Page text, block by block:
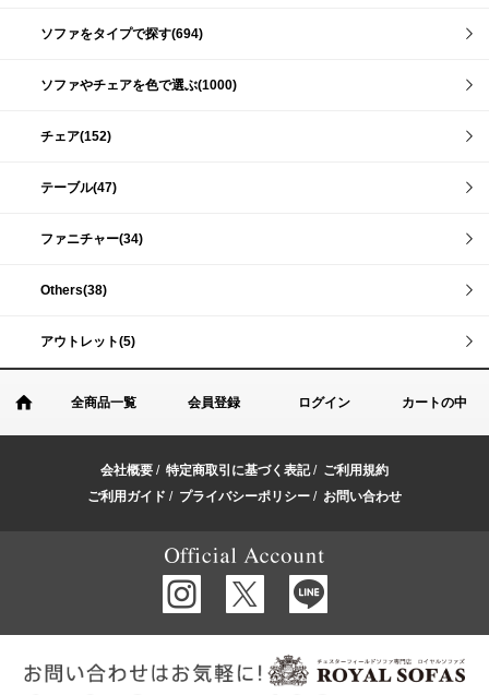
ソファをタイプで探す(694)
ソファやチェアを色で選ぶ(1000)
チェア(152)
テーブル(47)
ファニチャー(34)
Others(38)
アウトレット(5)
全商品一覧 会員登録 ログイン カートの中
会社概要 / 特定商取引に基づく表記/ ご利用規約
ご利用ガイド / プライバシーポリシー / お問い合わせ